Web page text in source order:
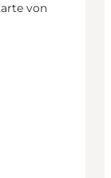
von